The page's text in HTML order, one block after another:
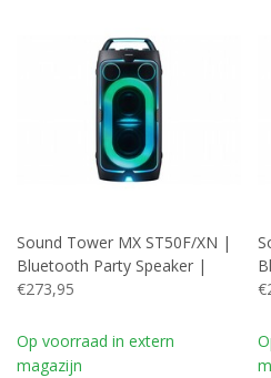
Sound Tower MX ST50F/XN |
Bluetooth Party Speaker |
240W | Tot 18 Uur Accuduur |
Karaoke & Party Lights+ |
OPEN BOX (refurbished)
€273,95
Op voorraad in extern
magazijn